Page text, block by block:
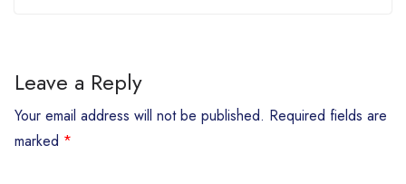
Leave a Reply
Your email address will not be published. Required fields are
marked *